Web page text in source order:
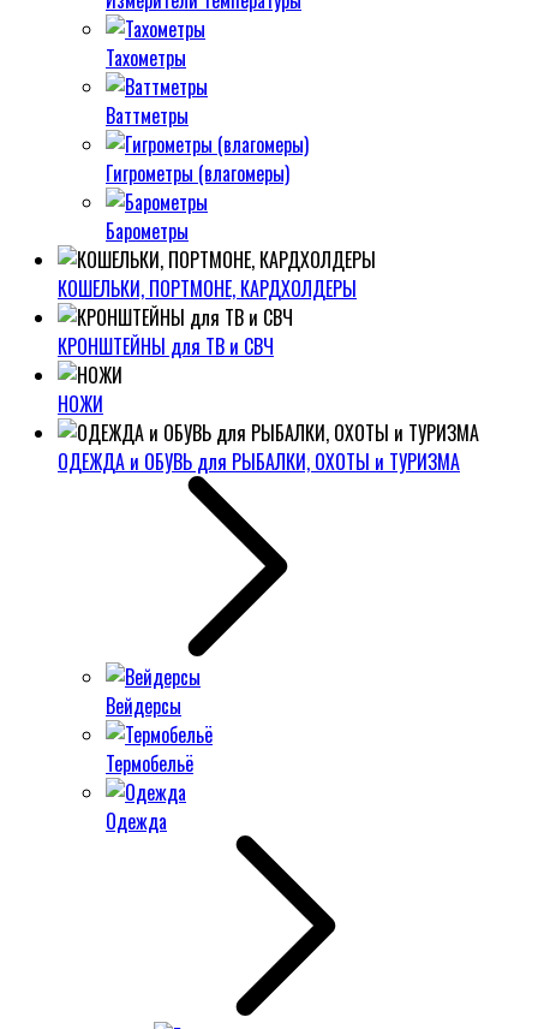
Тахометры
Ваттметры
Гигрометры (влагомеры)
Барометры
КОШЕЛЬКИ, ПОРТМОНЕ, КАРДХОЛДЕРЫ
КРОНШТЕЙНЫ для ТВ и СВЧ
НОЖИ
ОДЕЖДА и ОБУВЬ для РЫБАЛКИ, ОХОТЫ и ТУРИЗМА
Вейдерсы
Термобельё
Одежда